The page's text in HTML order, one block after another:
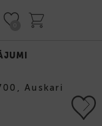
Auskari
Next